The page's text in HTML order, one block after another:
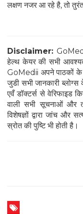
लक्षण नजर आ रहे है, तो
Disclaimer:
हेल्थ केयर की सभी
GoMedii अपने पाठकों के
जुडी सभी जानकारी
एवँ डॉक्टर्स से वेरिफाइड
वाली सभी सूचनाओं और
विशेषज्ञों द्वारा जांच और
स्रोत की पुष्टि भी होती है।